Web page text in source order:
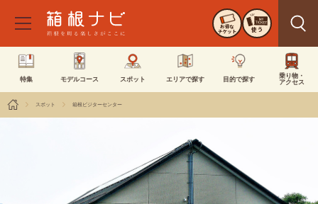
お得な
チケット 使う
特集 モデルコース スポット エリアで探す 目的で探す
乗り物・
アクセス
スポット 箱根ビジターセンター